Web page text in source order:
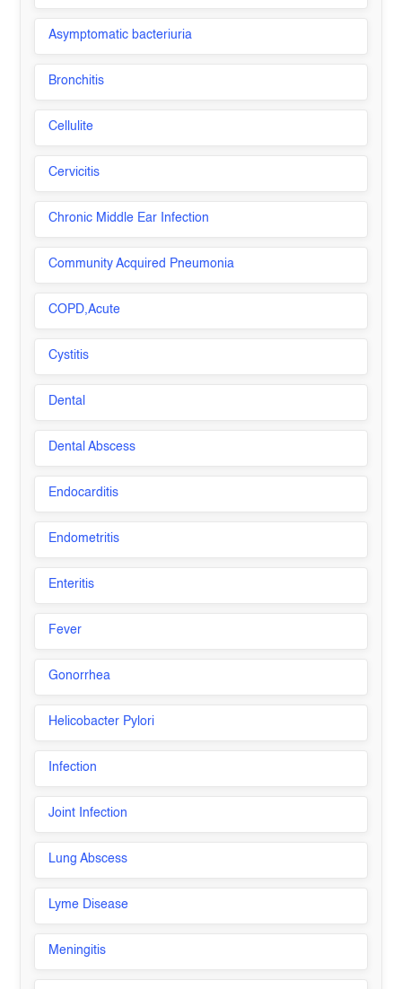
Asymptomatic bacteriuria
Bronchitis
Cellulite
Cervicitis
Chronic Middle Ear Infection
Community Acquired Pneumonia
COPD,Acute
Cystitis
Dental
Dental Abscess
Endocarditis
Endometritis
Enteritis
Fever
Gonorrhea
Helicobacter Pylori
Infection
Joint Infection
Lung Abscess
Lyme Disease
Meningitis